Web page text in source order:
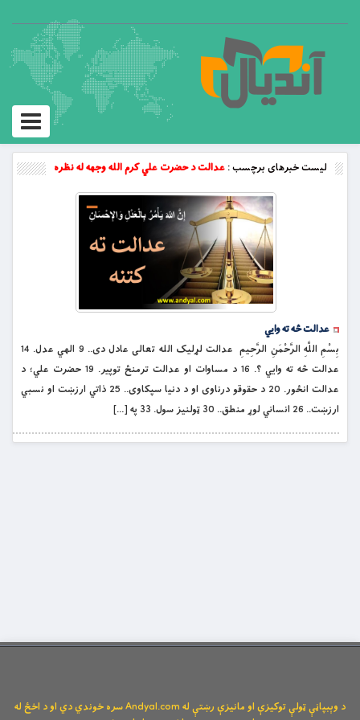
Toggle
لیست خبرهای برچسب :عدالت د حضرت علي کرم الله وجهه له نظره
عدالت څه ته وايي
بِسْمِ اللَّهِ الرَّحْمَنِ الرَّحِيمِ عدالت لړلیک الله تعالی عادل دی.. 9 الهي عدل. 14
عدالت څه ته وايي ؟. 16 د مساوات او عدالت ترمنځ توپير. 19 حضرت علي؛ د
عدالت انځور. 20 د حقوقو درناوى او د دنيا سپکاوى.. 25 ذاتي ارزښت او نسبي
ارزښت.. 26 انساني لوړ منطق.. 30 ټولنيز سول. 33 په […]
د وېبپاڼې ټولې توکیزې او مانیزې رښتې له Andyal.com سره خوندي دي او د اخځ له